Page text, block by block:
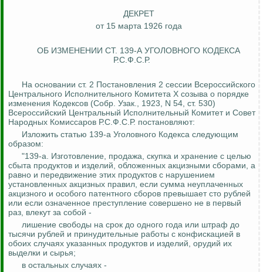
ДЕКРЕТ
от 15 марта 1926 года
ОБ ИЗМЕНЕНИИ СТ. 139-А УГОЛОВНОГО КОДЕКСА
Р.С.Ф.С.Р.
На основании ст. 2 Постановления 2 сессии Всероссийского
Центрального Исполнительного Комитета X созыва о порядке
изменения Кодексов (Собр. Узак., 1923, N 54, ст. 530)
Всероссийский Центральный Исполнительный Комитет и Совет
Народных Комиссаров Р.С.Ф.С.Р. постановляют:
Изложить статью 139-а Уголовного Кодекса следующим
образом:
"139-а. Изготовление, продажа, скупка и хранение с целью
сбыта продуктов и изделий, обложенных акцизными сборами, а
равно и передвижение этих продуктов с нарушением
установленных акцизных правил, если сумма неуплаченных
акцизного и особого патентного сборов превышает сто рублей
или если означенное преступление совершено не в первый
раз, влекут за собой -
лишение свободы на срок до одного года или штраф до
тысячи рублей и принудительные работы с конфискацией в
обоих случаях указанных продуктов и изделий, орудий их
выделки и сырья;
в остальных случаях -